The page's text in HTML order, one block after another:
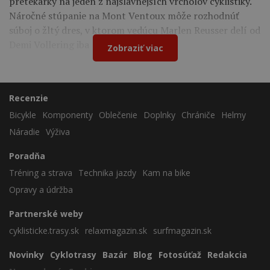
Náročné stúpanie na Mont Ventoux môže rozhodnúť
súboj o žltý dres, v ktorom vedúcu Marlen Reusser delí od
Demi Vollering iba 12 sekúnd.
Zobraziť viac
Recenzie
Bicykle
Komponenty Oblečenie Doplnky Chrániče
Helmy
Náradie Výživa
Poradňa
Tréning a strava
Technika jazdy
Kam na bike
Opravy a údržba
Partnerské weby
cyklisticke.trasy.sk relaxmagazin.sk surfmagazin.sk
Novinky Cyklotrasy Bazár Blog Fotosúťaž Redakcia